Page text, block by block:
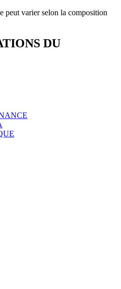
peut varier selon la composition
DU